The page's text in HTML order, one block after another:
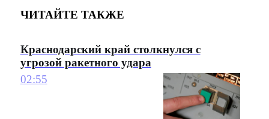
ЧИТАЙТЕ ТАКЖЕ
Краснодарский край столкнулся с
угрозой ракетного удара
02:55